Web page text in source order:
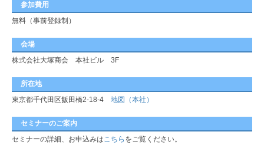
参加費用
無料（事前登録制）
会場
株式会社大塚商会 本社ビル 3F
所在地
東京都千代田区飯田橋2-18-4 地図（本社）
セミナーのご案内
セミナーの詳細、お申込みはこちら をご覧ください。